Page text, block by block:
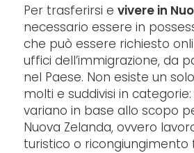
Per trasferirsi e vivere in
necessario essere in
che può essere richiesto
uffici dell’immigrazione, da
nel Paese. Non esiste un
molti e suddivisi in
variano in base allo scopo
Nuova Zelanda, ovvero
turistico o ricongiungimento